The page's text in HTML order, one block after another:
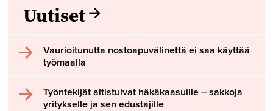
Uutiset
Vaurioitunutta nostoapuvälinettä ei saa käyttää
työmaalla
Työntekijät altistuivat häkäkaasuille – sakkoja
yritykselle ja sen edustajille